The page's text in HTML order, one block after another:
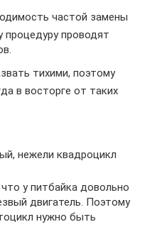
частой замены
процедуру проводят
тихими, поэтому
в восторге от таких
нежели квадроцикл
у питбайка довольно
двигатель. Поэтому
нужно быть